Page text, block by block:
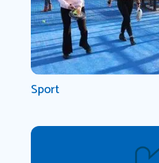
Sport